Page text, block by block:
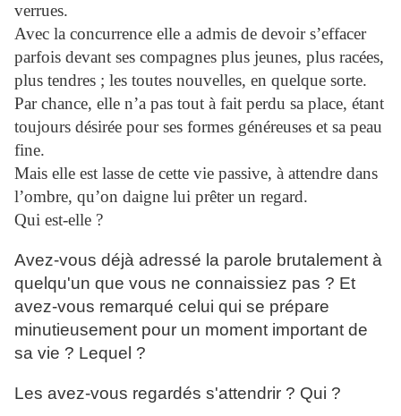
verrues.
Avec la concurrence elle a admis de devoir s’effacer
parfois devant ses compagnes plus jeunes, plus racées,
plus tendres ; les toutes nouvelles, en quelque sorte.
Par chance, elle n’a pas tout à fait perdu sa place, étant
toujours désirée pour ses formes généreuses et sa peau
fine.
Mais elle est lasse de cette vie passive, à attendre dans
l’ombre, qu’on daigne lui prêter un regard.
Qui est-elle ?
Avez-vous déjà adressé la parole brutalement à
quelqu'un que vous ne connaissiez pas ? Et
avez-vous remarqué celui qui se prépare
minutieusement pour un moment important de
sa vie ? Lequel ?
Les avez-vous regardés s'attendrir ? Qui ?